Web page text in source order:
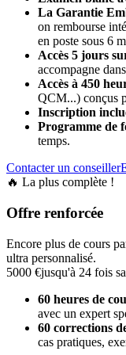
La Garantie
on rembourse
en poste sous 6
Accès 5 jours
accompagne
Accès à 450
QCM...) conçus
Inscription
Programme de
temps.
Contacter un conseiller
🔥 La plus complète !
Offre renforcée
Encore plus de cours
ultra personnalisé.
5000 €jusqu'à 24 fois
60 heures de
avec un expert
60 corrections
cas pratiques,